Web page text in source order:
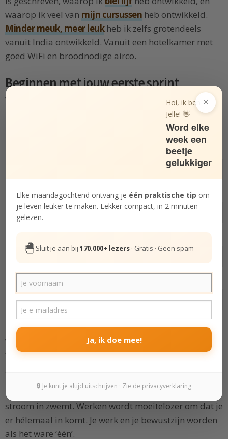
waarop ik veel van mijn cursussen heb ontwikkeld.
Minder meuk, meer leukheb ik zelfs grotendeels
vanuit India ontwikkeld. Vanuit een hotelkamer met
goed WiFi en broodnodige airco.
Beginnen met jouw eerste sprint
Wil je jezelf een kickstart geven en snel vooruit komen
Organiseer dan een sprint
Blokkeer een dag in je agenda, en daag jezelf uit. Je
Creatieve taken.
Onderhoud aan je huis.
Het volledige huishouden.
Maaltijden vooruit koken en invriezen.
Etc.
Een sprint dwingt je om gefocust te werken,
waardoor je sneller in de ‘flow’ komt. En die staat van
werken maakt je niet alleen veel effectiever. Het maakt
Het geeft je het gevoel dat je niet langer tegen de
stroom in zwemt. Werken wordt moeitelozer om dat je
er hélemaal in komt. Je werk en je bewustzijn worden
als het ware ‘één’.
×
Hoi, ik ben
Jelle! 👋
Word elke
week een
beetje
gelukkiger
Elke maandagochtend ontvang je één praktische tip om
je leven leuker te maken. Lekker compact, in 2 minuten
gelezen.
🐣 Sluit je aan bij 170.000+ lezers · Gratis · Geen spam
Ja, ik doe mee!
🔒 Je kunt je altijd uitschrijven · Zie de privacyverklaring